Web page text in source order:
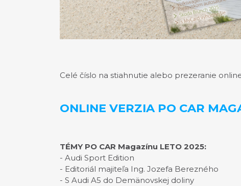
Celé číslo na stiahnutie alebo prezeranie
ONLINE VERZIA PO CAR
TÉMY PO CAR Magazínu LETO 2025:
- Audi Sport Edition
- Editoriál majiteľa Ing. Jozefa Berezného
- S Audi A5 do Demänovskej doliny